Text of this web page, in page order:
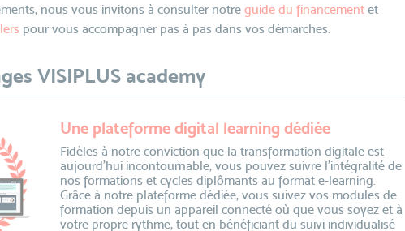
nous vous invitons à consulter notre guide du financement et
pour vous accompagner pas à pas dans vos démarches.
VISIPLUS academy
Une plateforme digital learning dédiée
Fidèles à notre conviction que la transformation digitale est
aujourd’hui incontournable, vous pouvez suivre l’intégralité de
nos formations et cycles diplômants au format e-learning.
Grâce à notre plateforme dédiée, vous suivez vos modules de
formation depuis un appareil connecté où que vous soyez et à
votre propre rythme, tout en bénéficiant du suivi individualisé